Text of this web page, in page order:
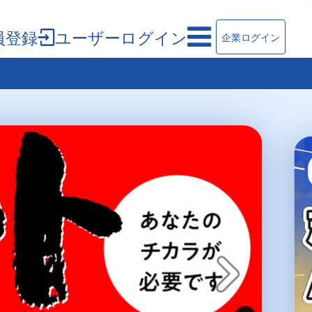
登録 ユーザーログイン 企業ログイン